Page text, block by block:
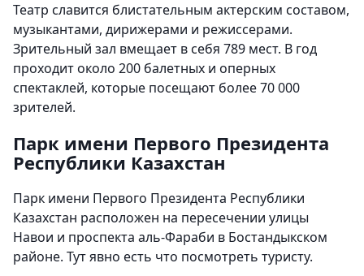
Театр славится блистательным актерским составом,
музыкантами, дирижерами и режиссерами.
Зрительный зал вмещает в себя 789 мест. В год
проходит около 200 балетных и оперных
спектаклей, которые посещают более 70 000
зрителей.
Парк имени Первого Президента
Республики Казахстан
Парк имени Первого Президента Республики
Казахстан расположен на пересечении улицы
Навои и проспекта аль-Фараби в Бостандыкском
районе. Тут явно есть что посмотреть туристу.